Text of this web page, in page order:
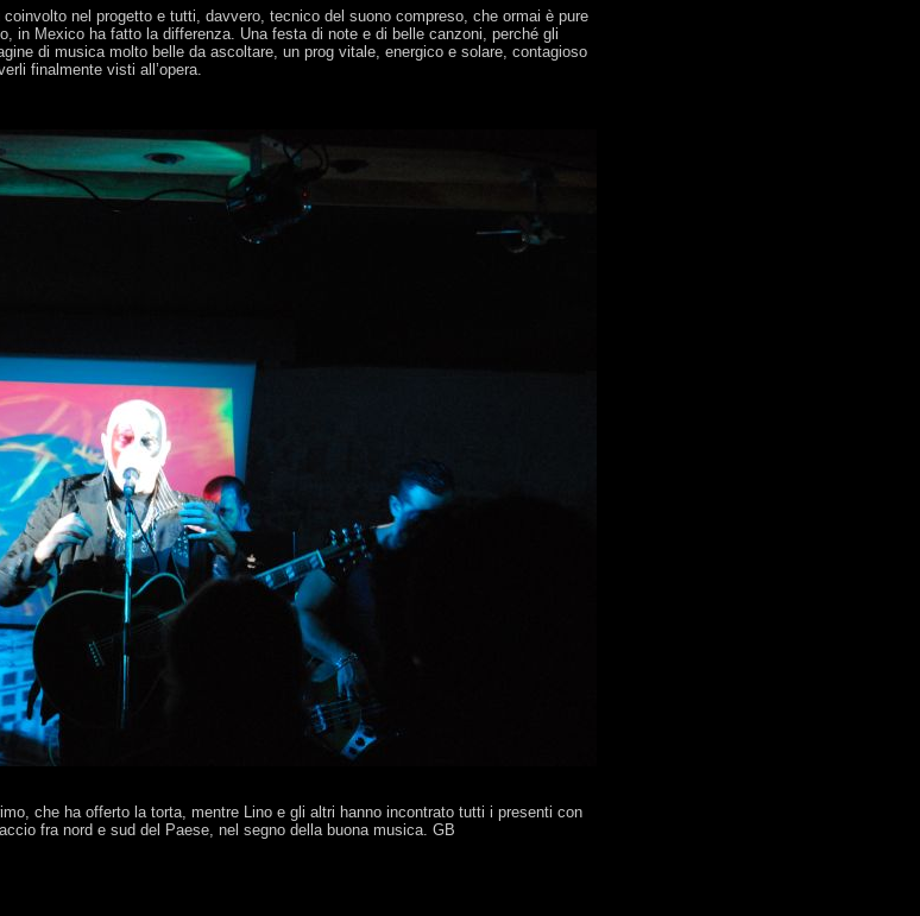
nel progetto e tutti, davvero, tecnico del suono compreso, che ormai è pure
in Mexico ha fatto la differenza. Una festa di note e di belle canzoni, perché gli
di musica molto belle da ascoltare, un prog vitale, energico e solare, contagioso
finalmente visti all’opera.
che ha offerto la torta, mentre Lino e gli altri hanno incontrato tutti i presenti con
fra nord e sud del Paese, nel segno della buona musica. GB